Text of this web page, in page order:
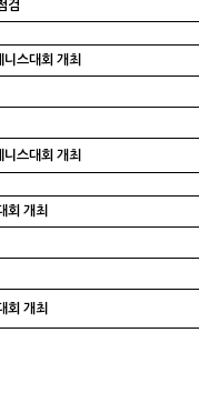
검
스대회 개최
스대회 개최
회 개최
회 개최